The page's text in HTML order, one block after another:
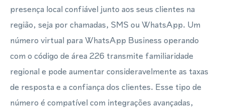
presença local confiável junto aos seus clientes na
região, seja por chamadas, SMS ou WhatsApp. Um
número virtual para WhatsApp Business operando
com o código de área 226 transmite familiaridade
regional e pode aumentar consideravelmente as taxas
de resposta e a confiança dos clientes. Esse tipo de
número é compatível com integrações avançadas,